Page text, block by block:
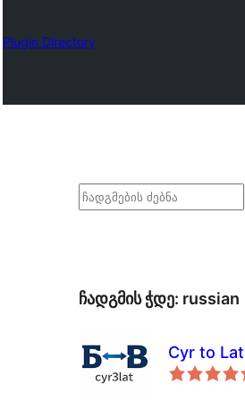
Plugin Directory
ძებნა
ჩადგმის ჭდე: russian
Cyr to